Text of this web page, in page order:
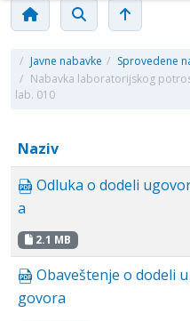
/ Javne nabavke / Sprovedene
/ Nabavka laboratorijskog
lab. 010
Naziv
Odluka o dodeli
a
2.1 MB
Obaveštenje o dodeli u
govora